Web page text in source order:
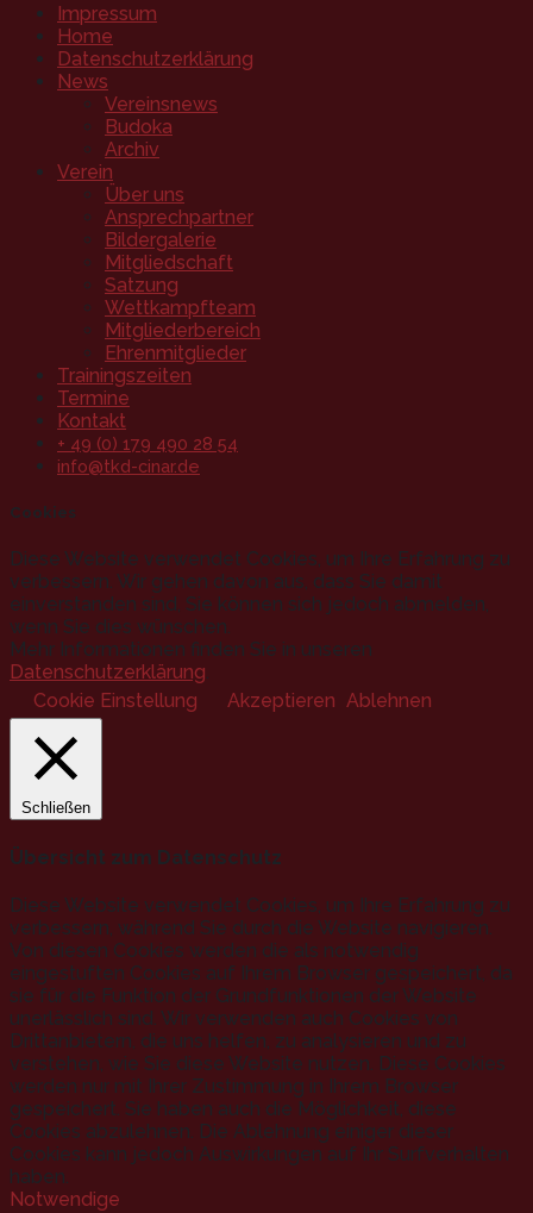
Impressum
Home
Datenschutzerklärung
News
Vereinsnews
Budoka
Archiv
Verein
Über uns
Ansprechpartner
Bildergalerie
Mitgliedschaft
Satzung
Wettkampfteam
Mitgliederbereich
Ehrenmitglieder
Trainingszeiten
Termine
Kontakt
+ 49 (0) 179 490 28 54
info@tkd-cinar.de
Cookies
Diese Website verwendet Cookies, um Ihre Erfahrung zu
verbessern. Wir gehen davon aus, dass Sie damit
einverstanden sind, Sie können sich jedoch abmelden,
wenn Sie dies wünschen.
Mehr Informationen finden Sie in unseren
Datenschutzerklärung.
Cookie Einstellung
Akzeptieren Ablehnen
Schließen
Übersicht zum Datenschutz
Diese Website verwendet Cookies, um Ihre Erfahrung zu
verbessern, während Sie durch die Website navigieren.
Von diesen Cookies werden die als notwendig
eingestuften Cookies auf Ihrem Browser gespeichert, da
sie für die Funktion der Grundfunktionen der Website
unerlässlich sind. Wir verwenden auch Cookies von
Drittanbietern, die uns helfen, zu analysieren und zu
verstehen, wie Sie diese Website nutzen. Diese Cookies
werden nur mit Ihrer Zustimmung in Ihrem Browser
gespeichert. Sie haben auch die Möglichkeit, diese
Cookies abzulehnen. Die Ablehnung einiger dieser
Cookies kann jedoch Auswirkungen auf Ihr Surfverhalten
haben.
Notwendige